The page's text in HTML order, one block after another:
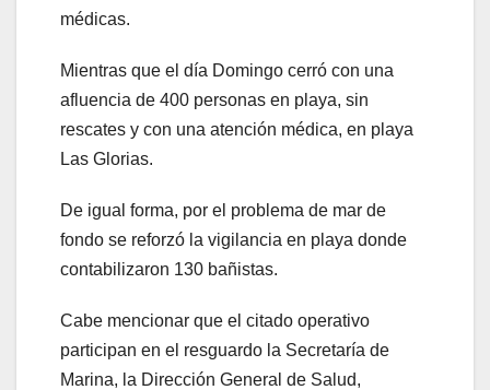
médicas.
Mientras que el día Domingo cerró con una
afluencia de 400 personas en playa, sin
rescates y con una atención médica, en playa
Las Glorias.
De igual forma, por el problema de mar de
fondo se reforzó la vigilancia en playa donde
contabilizaron 130 bañistas.
Cabe mencionar que el citado operativo
participan en el resguardo la Secretaría de
Marina, la Dirección General de Salud,